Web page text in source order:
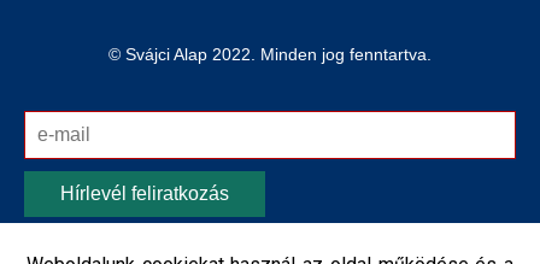
© Svájci Alap 2022. Minden jog fenntartva.
Hírlevél feliratkozás